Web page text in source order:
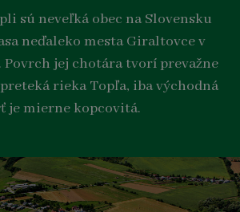
sú neveľká obec na Slovensku
neďaleko mesta Giraltovce v
Povrch jej chotára tvorí prevažne
rieka Topľa, iba východná
je mierne kopcovitá.